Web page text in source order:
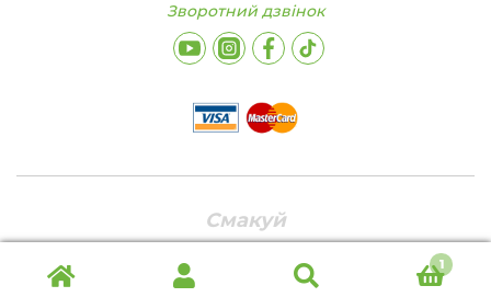
Зворотний дзвінок
Шукати:
1
Смакуй